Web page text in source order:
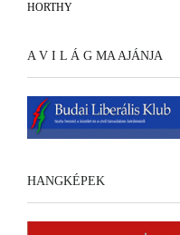
HORTHY
A V I L Á G MA AJÁNJA
HANGKÉPEK